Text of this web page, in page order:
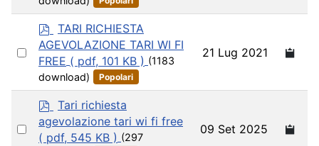
Select
p
d
f
TARI RICHIESTA
AGEVOLAZIONE TARI WI FI
FREE ( pdf, 101 KB ) (1183
download)
Popolari
21 Lug 2021
Select
p
d
f
Tari richiesta
agevolazione tari wi fi free
( pdf, 545 KB ) (297
09 Set 2025